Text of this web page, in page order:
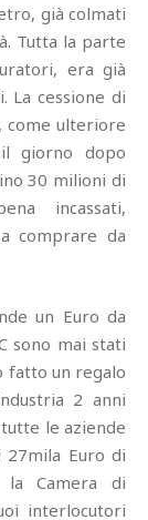
già colmati
Tutta la parte
era già
La cessione di
come ulteriore
giorno dopo
30 milioni di
incassati,
comprare da
un Euro da
sono mai stati
fatto un regalo
2 anni
le aziende
Euro di
la Camera di
interlocutori